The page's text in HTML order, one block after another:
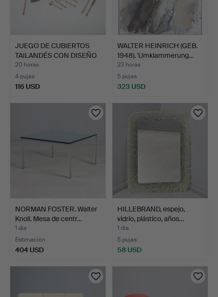
JUEGO DE CUBIERTOS
TAILANDÉS CON DISEÑO
DE…
20 horas
4 pujas
116 USD
WALTER HEINRICH (GEB.
1948). 'Umklammerung…
23 horas
5 pujas
323 USD
NORMAN FOSTER. Walter
Knoll. Mesa de centr…
1 día
Estimación
404 USD
HILLEBRAND, espejo,
vidrio, plástico, años…
1 día
5 pujas
58 USD